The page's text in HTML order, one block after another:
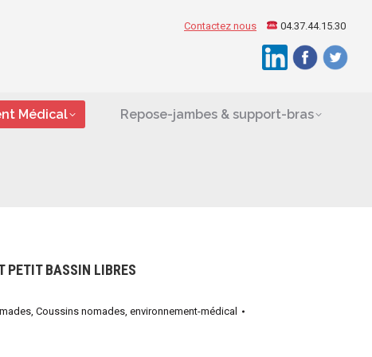
Contactez nous 04.37.44.15.30
Médical Repose-jambes & support-bras
PETIT BASSIN LIBRES
, Coussins nomades, environnement-médical